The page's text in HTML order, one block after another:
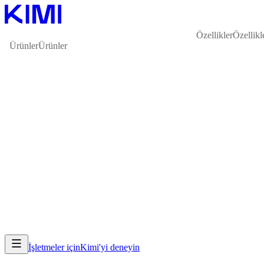
ÜrünlerÜrünler
Özellikler
İşletmeler içinKimi'yi deneyin